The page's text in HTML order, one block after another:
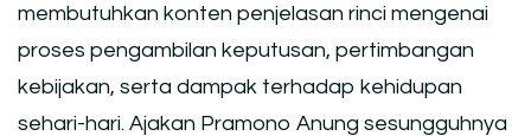
membutuhkan konten penjelasan rinci mengenai
proses pengambilan keputusan, pertimbangan
kebijakan, serta dampak terhadap kehidupan
sehari-hari. Ajakan Pramono Anung sesungguhnya